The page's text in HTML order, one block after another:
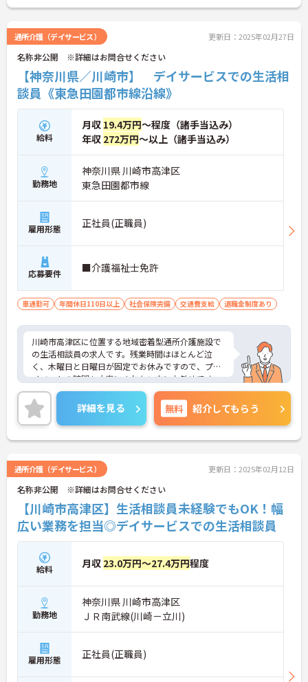
さい。
通所介護（デイサービス） 更新日：2025年02月27日
名称非公開 ※詳細はお問合せください
【神奈川県／川崎市】 デイサービスでの生活相
談員《東急田園都市線沿線》
給料
月収 19.4万円～程度（諸手当込み）
年収 272万円～以上（諸手当込み）
勤務地
神奈川県 川崎市高津区
東急田園都市線
雇用形態 正社員(正職員)
応募要件 ■介護福祉士免許
車通勤可 年間休日110日以上 社会保険完備 交通費支給 退職金制度あり
川崎市高津区に位置する地域密着型通所介護施設で
の生活相談員の求人です。残業時間はほとんど泣
く、木曜日と日曜日が固定でお休みですので、プラ
イベートの時間も大事にされたい方にお勧めです。
ご興味のある方は面接対策ポイントなどお話致しま
すのでお気軽にお問い合わせください。
詳細を見る 無料 紹介してもらう
通所介護（デイサービス） 更新日：2025年02月12日
名称非公開 ※詳細はお問合せください
【川崎市高津区】生活相談員未経験でもOK！幅
広い業務を担当◎デイサービスでの生活相談員
給料 月収 23.0万円～27.4万円程度
勤務地
神奈川県 川崎市高津区
ＪＲ南武線(川崎－立川)
雇用形態 正社員(正職員)